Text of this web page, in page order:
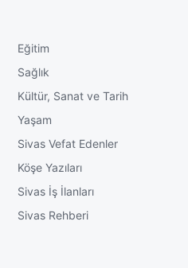
Eğitim
Sağlık
Kültür, Sanat ve Tarih
Yaşam
Sivas Vefat Edenler
Köşe Yazıları
Sivas İş İlanları
Sivas Rehberi